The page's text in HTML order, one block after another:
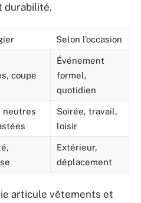
durabilité.
Selon l’occasion
coupe
Événement
formel,
quotidien
neutres
Soirée, travail,
loisir
Extérieur,
déplacement
articule vêtements et